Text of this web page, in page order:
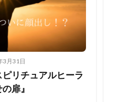
3月31日
リチュアルヒーラ
扉』